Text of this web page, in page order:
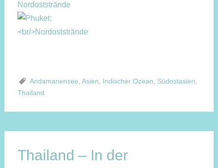
Nordoststrände
Andamanensee, Asien, Indischer Ozean, Südostasien,
Thailand
Thailand – In der